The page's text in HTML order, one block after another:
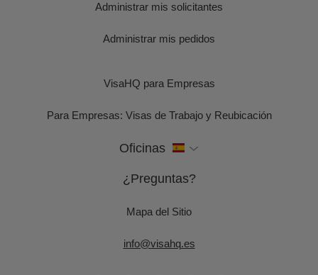
Administrar mis solicitantes
Administrar mis pedidos
VisaHQ para Empresas
Para Empresas: Visas de Trabajo y Reubicación
Oficinas
¿Preguntas?
Mapa del Sitio
info@visahq.es